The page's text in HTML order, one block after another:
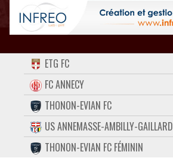
ACCUEIL
FORUM
CONTACT
FACEBOOK
TWITTER
ETG FC
FC ANNECY
THONON-EVIAN FC
US ANNEMASSE-AMBILLY-GAILLARD
THONON-EVIAN FC FÉMININ